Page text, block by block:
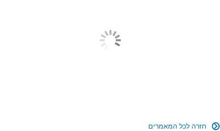
חזרה לכל המאמרים 